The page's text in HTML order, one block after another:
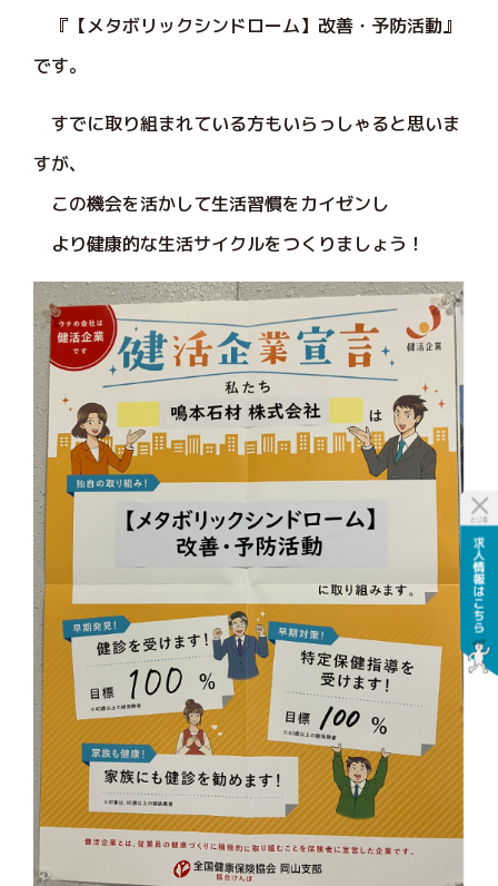
『【メタボリックシンドローム】改善・予防活動』
です。
すでに取り組まれている方もいらっしゃると思いま
すが、
この機会を活かして生活習慣をカイゼンし
より健康的な生活サイクルをつくりましょう！